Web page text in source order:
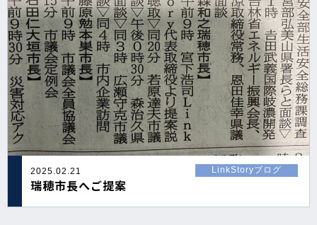
2025.02.21 LinkStoryブログ
瑞穂市長へご提案